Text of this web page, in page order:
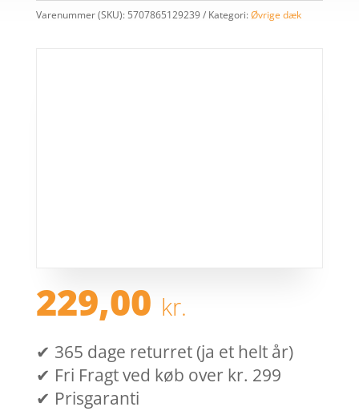
Varenummer (SKU): 5707865129239 Kategori:Øvrige dæk
229,00 kr.
✔ 365 dage returret (ja et helt år)
✔ Fri Fragt ved køb over kr. 299
✔ Prisgaranti